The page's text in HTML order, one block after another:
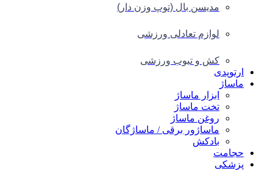
مدیسن بال (توپ وزن دار)
لوازم تعادلی ورزشی
کش و تیوب ورزشی
ارتوپدی
ماساژ
ابزار ماساژ
تخت ماساژ
روغن ماساژ
ماساژور برقی / ماساژگان
بادکش
حجامت
پزشکی